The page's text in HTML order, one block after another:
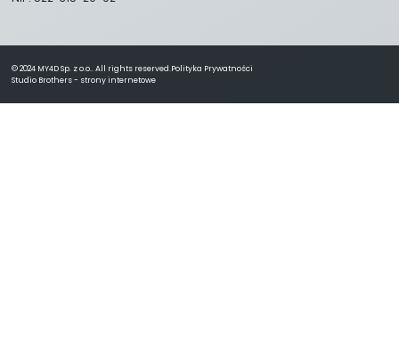
© 2024 MY4D Sp. z o.o.. All rights reserved.Polityka Prywatności
Studio Brothers - strony internetowe